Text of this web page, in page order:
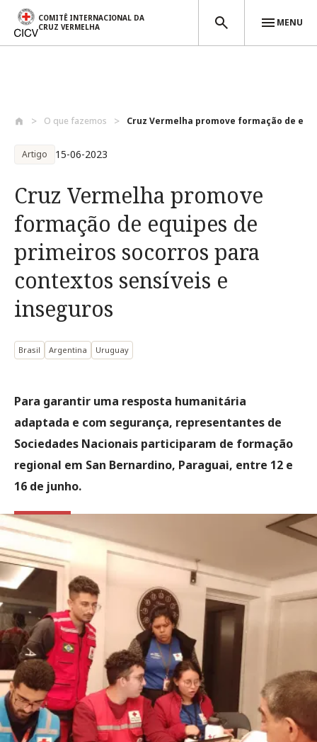
COMITÊ INTERNACIONAL DA
CRUZ VERMELHA
MENU
O que fazemos Cruz Vermelha promove formação de
Artigo 15-06-2023
Cruz Vermelha promove
formação de equipes de
primeiros socorros para
contextos sensíveis e
inseguros
Brasil Argentina Uruguay
Para garantir uma resposta humanitária
adaptada e com segurança, representantes de
Sociedades Nacionais participaram de formação
regional em San Bernardino, Paraguai, entre 12 e
16 de junho.